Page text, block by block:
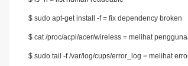
$ sudo apt-get install -f = fix dependency broken
$ cat /proc/acpi/acer/wireless = melihat
$ sudo tail -f /var/log/cups/error_log = melihat